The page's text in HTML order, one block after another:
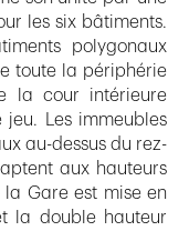
les six bâtiments.
polygonaux
toute la périphérie
la cour intérieure
jeu. Les immeubles
au-dessus du rez-
aux hauteurs
Gare est mise en
la double hauteur